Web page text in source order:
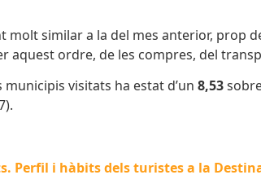
molt similar a la del mes anterior, prop
aquest ordre, de les compres, del
municipis visitats ha estat d’un 8,53
Perfil i hàbits dels turistes a la